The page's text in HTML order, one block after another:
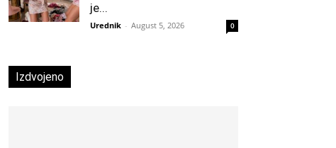
je...
Urednik - August 5, 2026 0
Izdvojeno